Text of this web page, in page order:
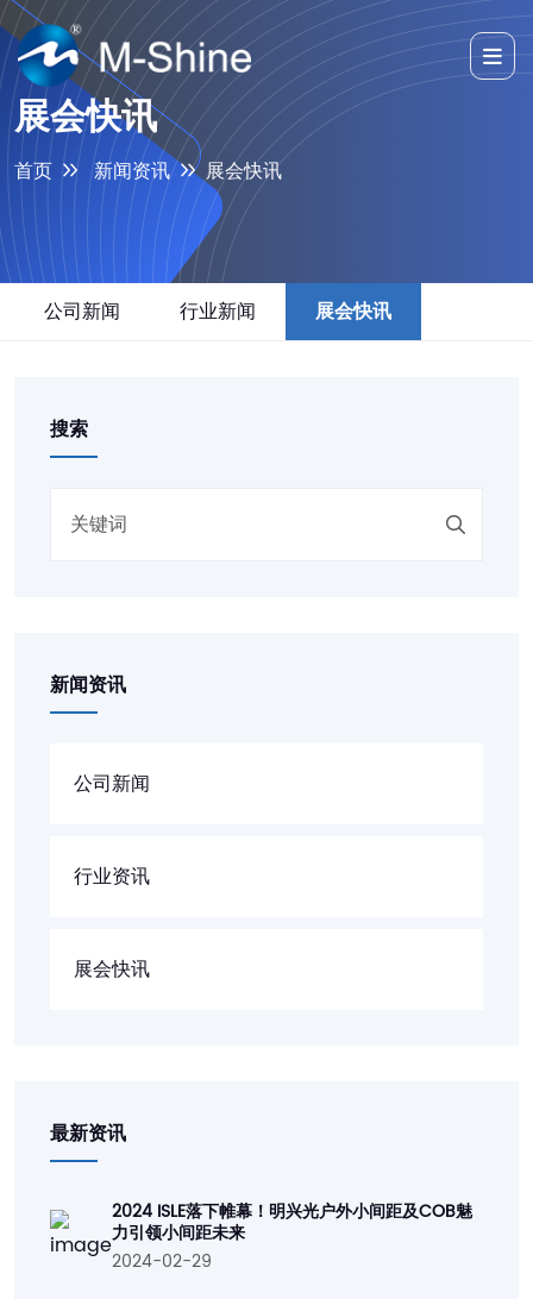
展会快讯
首页 新闻资讯 展会快讯
公司新闻 行业新闻 展会快讯
搜索
新闻资讯
公司新闻
行业资讯
展会快讯
最新资讯
2024 ISLE落下帷幕！明兴光户外小间距及COB魅
力引领小间距未来
2024-02-29